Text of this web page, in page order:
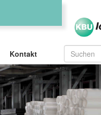
Kontakt